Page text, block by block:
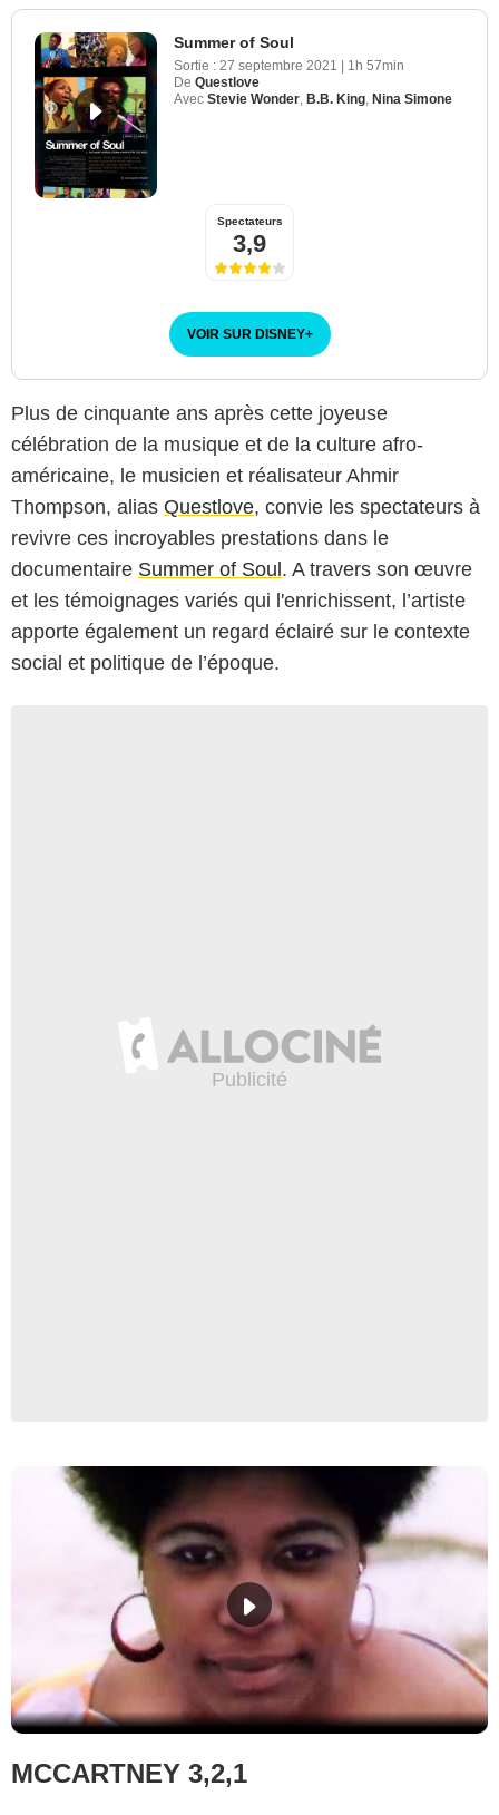
Summer of Soul
Sortie : 27 septembre 2021 | 1h 57min
De Questlove
Avec Stevie Wonder B.B. King Nina Simone
Spectateurs
3,9
VOIR SUR DISNEY+
Plus de cinquante ans après cette joyeuse
célébration de la musique et de la culture afro-
américaine, le musicien et réalisateur Ahmir
Thompson, alias Questlove, convie les spectateurs à
revivre ces incroyables prestations dans le
documentaire Summer of Soul. A travers son œuvre
et les témoignages variés qui l'enrichissent, l’artiste
apporte également un regard éclairé sur le contexte
social et politique de l’époque.
MCCARTNEY 3,2,1